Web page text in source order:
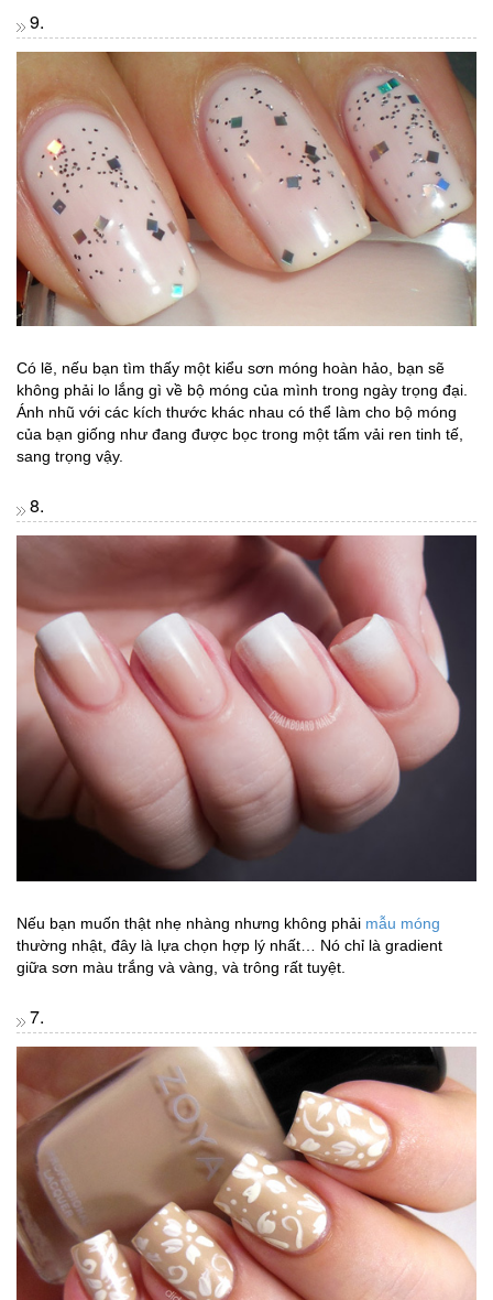
9.
Có lẽ, nếu bạn tìm thấy một kiểu sơn móng hoàn hảo, bạn sẽ
không phải lo lắng gì về bộ móng của mình trong ngày trọng đại.
Ánh nhũ với các kích thước khác nhau có thể làm cho bộ móng
của bạn giống như đang được bọc trong một tấm vải ren tinh tế,
sang trọng vậy.
8.
Nếu bạn muốn thật nhẹ nhàng nhưng không phải mẫu móng
thường nhật, đây là lựa chọn hợp lý nhất… Nó chỉ là gradient
giữa sơn màu trắng và vàng, và trông rất tuyệt.
7.